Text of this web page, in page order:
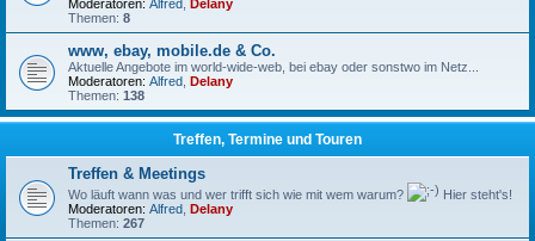
Moderatoren: Alfred Delany
Themen: 8
www, ebay, mobile.de & Co.
Aktuelle Angebote im world-wide-web, bei ebay oder sonstwo im Netz...
Moderatoren: Alfred Delany
Themen: 138
Treffen, Termine und Touren
Treffen & Meetings
Wo läuft wann was und wer trifft sich wie mit wem warum?
Hier steht's!
Moderatoren: Alfred Delany
Themen: 267